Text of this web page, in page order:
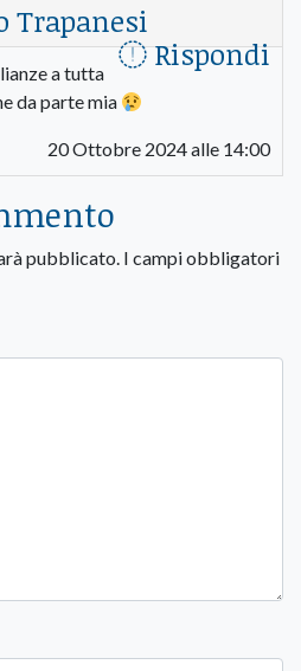
Trapanesi
Rispondi
a tutta
da parte mia
20 Ottobre 2024 alle 14:00
pubblicato. I campi obbligatori